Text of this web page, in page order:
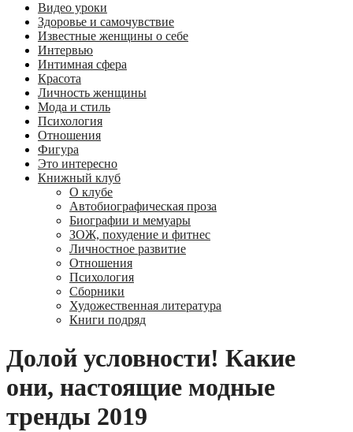
Видео уроки
Здоровье и самочувствие
Известные женщины о себе
Интервью
Интимная сфера
Красота
Личность женщины
Мода и стиль
Психология
Отношения
Фигура
Это интересно
Книжный клуб
О клубе
Автобиографическая проза
Биографии и мемуары
ЗОЖ, похудение и фитнес
Личностное развитие
Отношения
Психология
Сборники
Художественная литература
Книги подряд
Долой условности! Какие
они, настоящие модные
тренды 2019